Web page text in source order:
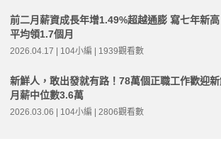
前二月薪資成長年增1.49%超越通膨 寫七年新
平均領1.7個月
2026.04.17 | 104小編 | 1939觀看數
新鮮人，敢出發就有路！78萬個正職工作歡迎新
月薪中位數3.6萬
2026.03.06 | 104小編 | 2806觀看數